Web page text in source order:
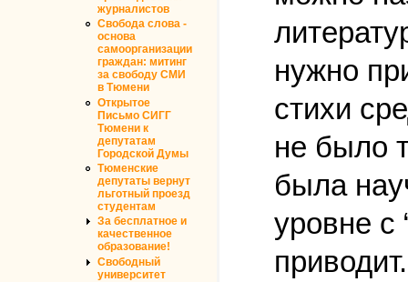
журналистов
Свобода слова -
основа
самоорганизации
граждан: митинг
за свободу СМИ
в Тюмени
Открытое
Письмо СИГГ
Тюмени к
депутатам
Городской Думы
Тюменские
депутаты вернут
льготный проезд
студентам
За бесплатное и
качественное
образование!
Свободный
университет
нужно
стихи
не было
была
уровне
приводит.